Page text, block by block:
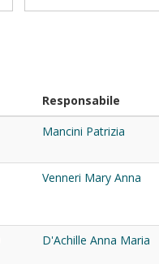
Responsabile
Mancini Patrizia
Venneri Mary Anna
D'Achille Anna Maria